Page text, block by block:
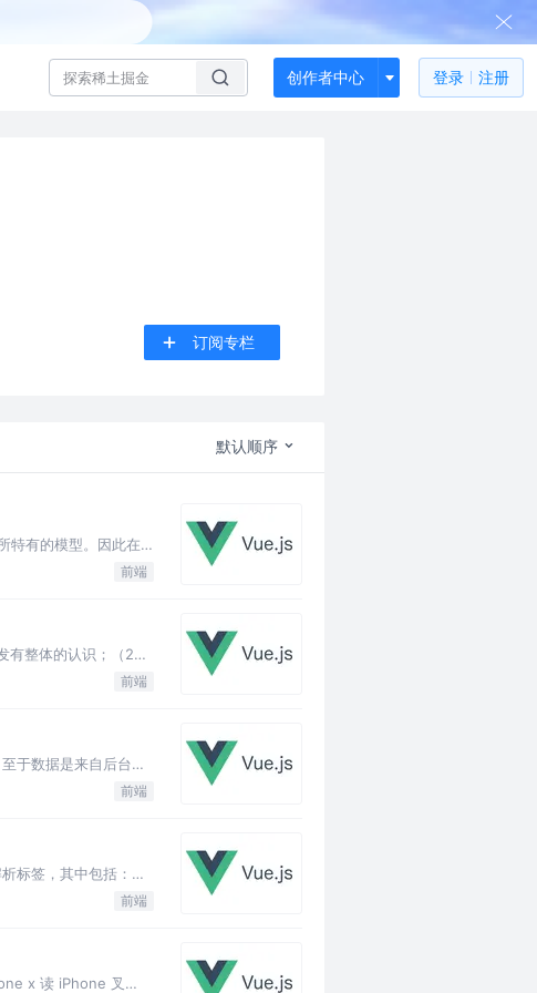
创作者中心 登录 注册
订阅专栏
默认顺序
特有的模型。因此在
前端
有整体的认识；（2）
前端
于数据是来自后台服
前端
标签，其中包括：标
前端
x 读 iPhone 叉